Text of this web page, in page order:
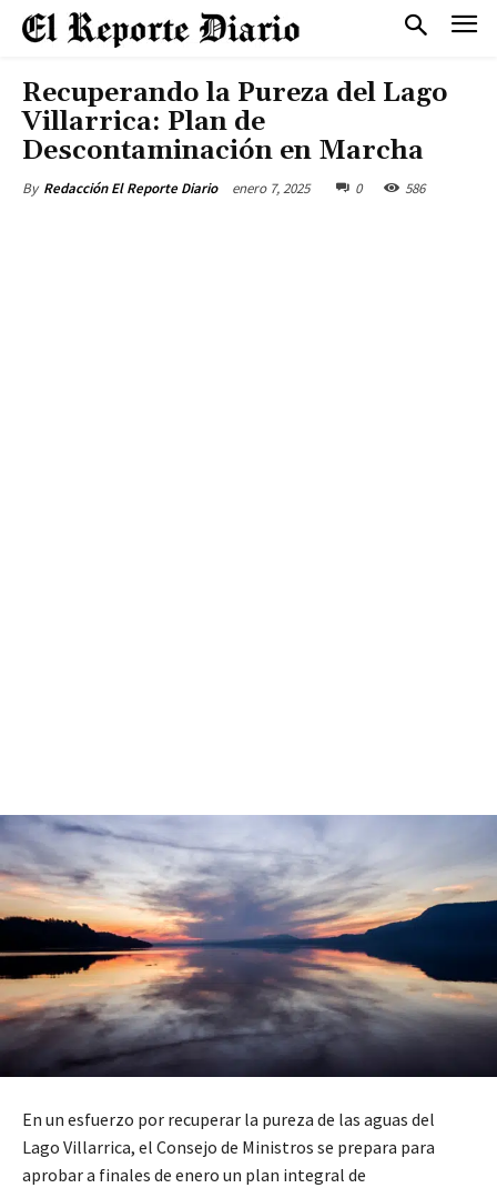
Recuperando la Pureza del Lago
Villarrica: Plan de
Descontaminación en Marcha
By Redacción El Reporte Diario enero 7, 2025 0 586
En un esfuerzo por recuperar la pureza de las aguas del
Lago Villarrica, el Consejo de Ministros se prepara para
aprobar a finales de enero un plan integral de